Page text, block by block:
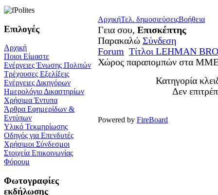
Επιλογές
Αρχική
Ποιοι Είμαστε
Ενέργειες Ένωσης Πολιτών
Τρέχουσες Εξελίξεις
Ενέργειες Δικηγόρων
Ημερολόγιο Δικαστηρίων
Χρήσιμα Έντυπα
Άρθρα Εφημερίδων &
Εντύπων
Υλικό Τεκμηρίωσης
Οδηγός για Επενδυτές
Χρήσιμοι Σύνδεσμοι
Στοιχεία Επικοινωνίας
Φόρουμ
Φωτογραφίες
εκδήλωσης
ΑρχικήΤελ. δημοσιεύσειςΒοήθεια
Γεια σου, Επισκέπτης
Παρακαλώ Σύνδεση
Forum Τίτλοι LEHMAN
Χώρος παραπομπών στα ΜΜΕ
Κατηγορία
Δεν
Powered by FireBoard